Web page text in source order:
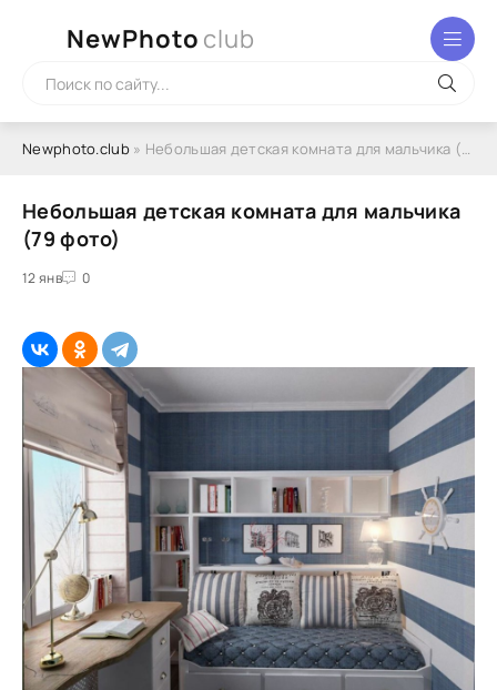
NewPhoto club
Newphoto.club» Небольшая детская комната для мальчика (79 фото)
Небольшая детская комната для мальчика
(79 фото)
12 янв 0